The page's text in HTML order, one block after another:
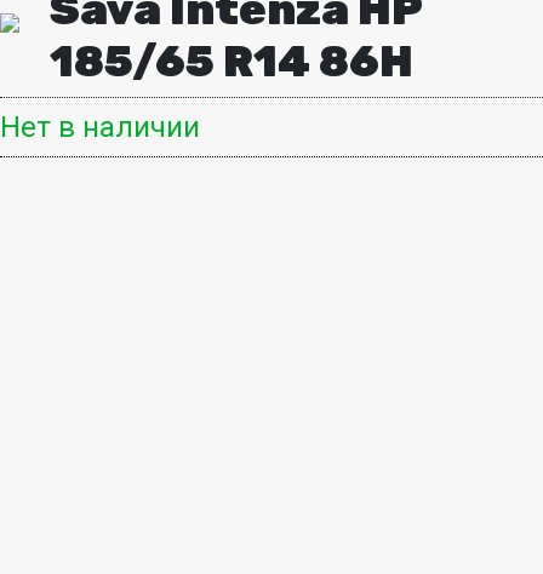
185/65 R14 86H
Нет в наличии